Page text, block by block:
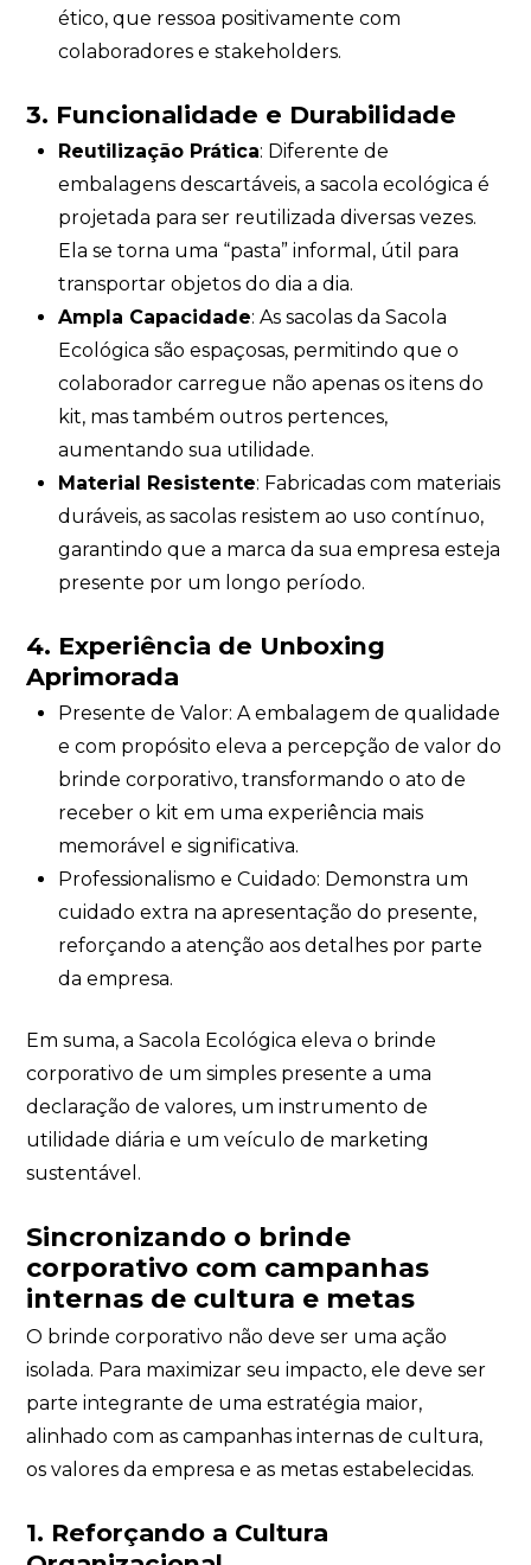
ético, que ressoa positivamente com
colaboradores e stakeholders.
3. Funcionalidade e Durabilidade
Reutilização Prática: Diferente de
embalagens descartáveis, a sacola ecológica é
projetada para ser reutilizada diversas vezes.
Ela se torna uma “pasta” informal, útil para
transportar objetos do dia a dia.
Ampla Capacidade: As sacolas da Sacola
Ecológica são espaçosas, permitindo que o
colaborador carregue não apenas os itens do
kit, mas também outros pertences,
aumentando sua utilidade.
Material Resistente: Fabricadas com materiais
duráveis, as sacolas resistem ao uso contínuo,
garantindo que a marca da sua empresa esteja
presente por um longo período.
4. Experiência de Unboxing
Aprimorada
Presente de Valor: A embalagem de qualidade
e com propósito eleva a percepção de valor do
brinde corporativo, transformando o ato de
receber o kit em uma experiência mais
memorável e significativa.
Professionalismo e Cuidado: Demonstra um
cuidado extra na apresentação do presente,
reforçando a atenção aos detalhes por parte
da empresa.
Em suma, a Sacola Ecológica eleva o brinde
corporativo de um simples presente a uma
declaração de valores, um instrumento de
utilidade diária e um veículo de marketing
sustentável.
Sincronizando o brinde
corporativo com campanhas
internas de cultura e metas
O brinde corporativo não deve ser uma ação
isolada. Para maximizar seu impacto, ele deve ser
parte integrante de uma estratégia maior,
alinhado com as campanhas internas de cultura,
os valores da empresa e as metas estabelecidas.
1. Reforçando a Cultura